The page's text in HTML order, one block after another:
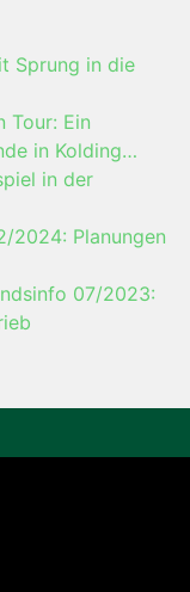
Sprung in die
Tour: Ein
in Kolding…
in der
2024: Planungen
07/2023: